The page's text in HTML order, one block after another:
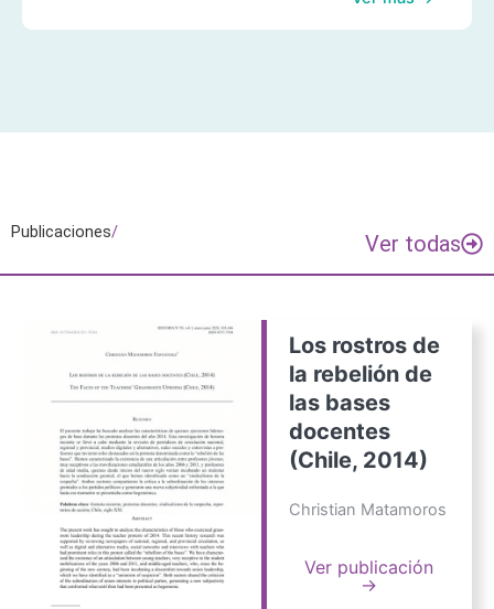
Publicaciones/ Ver todas
Los rostros de
la rebelión de
las bases
docentes
(Chile, 2014)
Christian Matamoros
Ver publicación
→